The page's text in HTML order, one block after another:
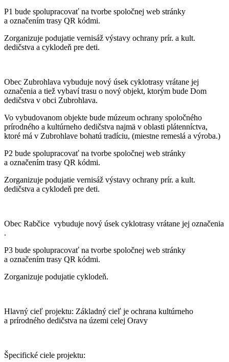
P1 bude spolupracovať na tvorbe spoločnej web stránky
a označením trasy QR kódmi.
Zorganizuje podujatie vernisáž výstavy ochrany prír. a kult.
dedičstva a cyklodeň pre deti.
Obec Zubrohlava vybuduje nový úsek cyklotrasy vrátane jej
označenia a tiež vybaví trasu o nový objekt, ktorým bude Dom
dedičstva v obci Zubrohlava.
Vo vybudovanom objekte bude múzeum ochrany spoločného
prírodného a kultúrneho dedičstva najmä v oblasti plátenníctva,
ktoré má v Zubrohlave bohatú tradíciu, (miestne remeslá a výroba.)
P2 bude spolupracovať na tvorbe spoločnej web stránky
a označením trasy QR kódmi.
Zorganizuje podujatie vernisáž výstavy ochrany prír. a kult.
dedičstva a cyklodeň pre deti.
Obec Rabčice vybuduje nový úsek cyklotrasy vrátane jej označenia
.
P3 bude spolupracovať na tvorbe spoločnej web stránky
a označením trasy QR kódmi.
Zorganizuje podujatie cyklodeň.
Hlavný cieľ projektu: Základný cieľ je ochrana kultúrneho
a prírodného dedičstva na územi celej Oravy
Špecifické ciele projektu: